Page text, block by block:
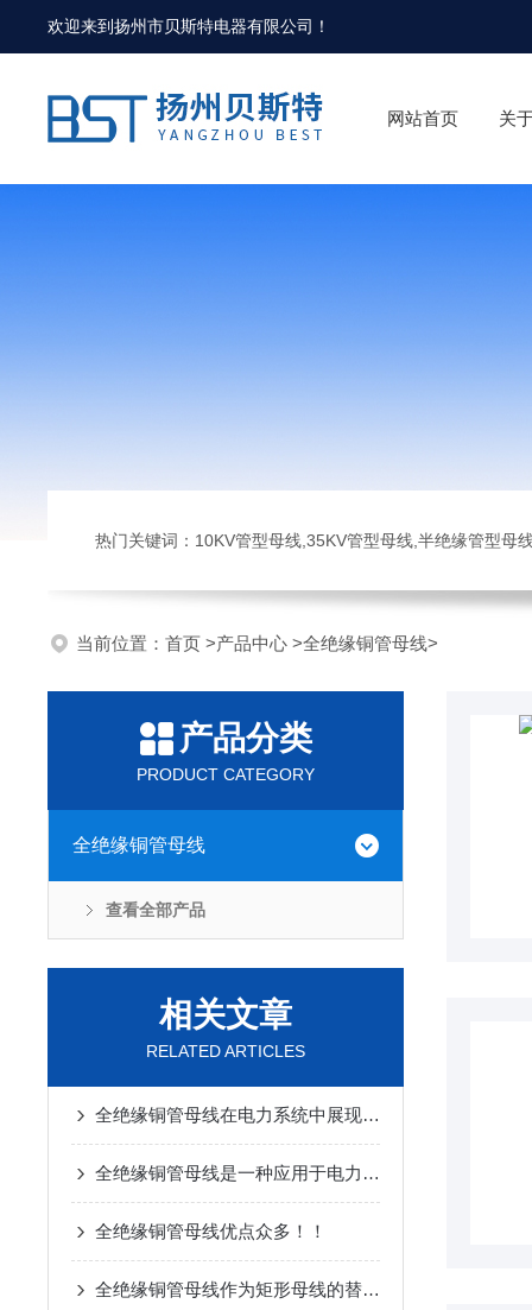
欢迎来到扬州市贝斯特电器有限公司 ！
网站首页 关
热门关键词：10KV管型母线,35KV管型母线,半绝缘管型母
当前位置： 首页 >产品中心 >全绝缘铜管母线>
产品分类
PRODUCT CATEGORY
全绝缘铜管母线
查看全部产品
相关文章
RELATED ARTICLES
全绝缘铜管母线在电力系统中展现出了巨大优势
全绝缘铜管母线是一种应用于电力系统中高电压等级的电气设备
全绝缘铜管母线优点众多！！
全绝缘铜管母线作为矩形母线的替代品